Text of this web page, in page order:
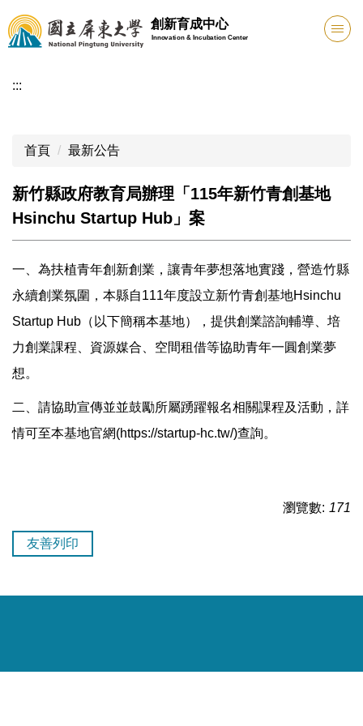
跳
到
主
內
創新育成中心
Innovation & Incubation Center
:::
首頁 最新公告
新竹縣政府教育局辦理「115年新竹青創基地
Hsinchu Startup Hub」案
一、為扶植青年創新創業，讓青年夢想落地實踐，營造竹縣
永續創業氛圍，本縣自111年度設立新竹青創基地Hsinchu
Startup Hub（以下簡稱本基地），提供創業諮詢輔導、培
力創業課程、資源媒合、空間租借等協助青年一圓創業夢
想。
二、請協助宣傳並並鼓勵所屬踴躍報名相關課程及活動，詳
情可至本基地官網(https://startup-hc.tw/)查詢。
瀏覽數: 171
友善列印